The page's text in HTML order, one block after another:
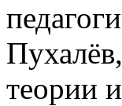
теории